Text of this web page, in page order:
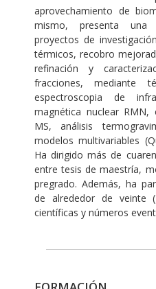
aprovechamiento de
mismo, presenta una
proyectos de
térmicos, recobro
refinación y
fracciones, mediante
espectroscopia de
magnética nuclear RMN,
MS, análisis
modelos multivariables
Ha dirigido más de
entre tesis de maestría,
pregrado. Además, ha
de alrededor de veinte
científicas y números